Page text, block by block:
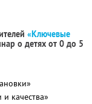
«Ключевые
о детях от 0 до 5
качества»